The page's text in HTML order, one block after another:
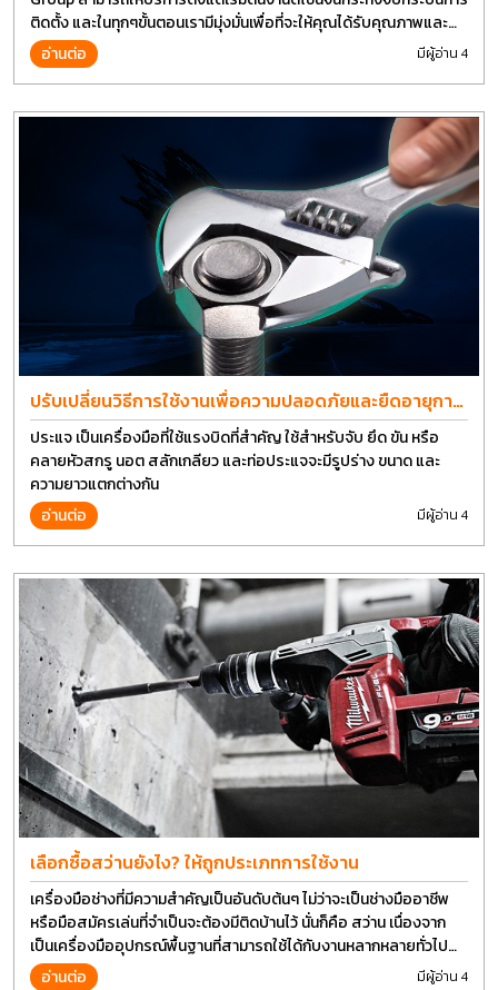
ติดตั้ง และในทุกๆขั้นตอนเรามีมุ่งมั่นเพื่อที่จะให้คุณได้รับคุณภาพและ
การที่งานที่ดีที่สุด บนต้นทุนที่ดีที่สุดเช่นกัน
อ่านต่อ มีผู้อ่าน 4
ปรับเปลี่ยนวิธีการใช้งานเพื่อความปลอดภัยและยืดอายุการ
ใช้งานประแจได้อีกนาน
ประแจ เป็นเครื่องมือที่ใช้แรงบิดที่สำคัญ ใช้สำหรับจับ ยึด ขัน หรือ
คลายหัวสกรู นอต สลักเกลียว และท่อประแจจะมีรูปร่าง ขนาด และ
ความยาวแตกต่างกัน
อ่านต่อ
มีผู้อ่าน 4
เลือกซื้อสว่านยังไง? ให้ถูกประเภทการใช้งาน
เครื่องมือช่างที่มีความสำคัญเป็นอันดับต้นๆ ไม่ว่าจะเป็นช่างมืออาชีพ
หรือมือสมัครเล่นที่จำเป็นจะต้องมีติดบ้านไว้ นั่นก็คือ สว่าน เนื่องจาก
เป็นเครื่องมืออุปกรณ์พื้นฐานที่สามารถใช้ได้กับงานหลากหลายทั่วไป
เรียกว่า เป็นเครื่องมือที่ใช้ง่าย ใครๆก็สามารถใช้ได้
อ่านต่อ มีผู้อ่าน 4